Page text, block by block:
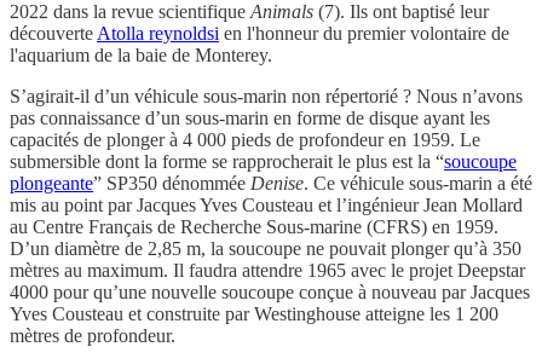
2022 dans la revue scientifique Animals (7). Ils ont baptisé leur
découverte Atolla reynoldsi en l'honneur du premier volontaire de
l'aquarium de la baie de Monterey.
S’agirait-il d’un véhicule sous-marin non répertorié ? Nous n’avons
pas connaissance d’un sous-marin en forme de disque ayant les
capacités de plonger à 4 000 pieds de profondeur en 1959. Le
submersible dont la forme se rapprocherait le plus est la “soucoupe
plongeante” SP350 dénommée Denise. Ce véhicule sous-marin a été
mis au point par Jacques Yves Cousteau et l’ingénieur Jean Mollard
au Centre Français de Recherche Sous-marine (CFRS) en 1959.
D’un diamètre de 2,85 m, la soucoupe ne pouvait plonger qu’à 350
mètres au maximum. Il faudra attendre 1965 avec le projet Deepstar
4000 pour qu’une nouvelle soucoupe conçue à nouveau par Jacques
Yves Cousteau et construite par Westinghouse atteigne les 1 200
mètres de profondeur.